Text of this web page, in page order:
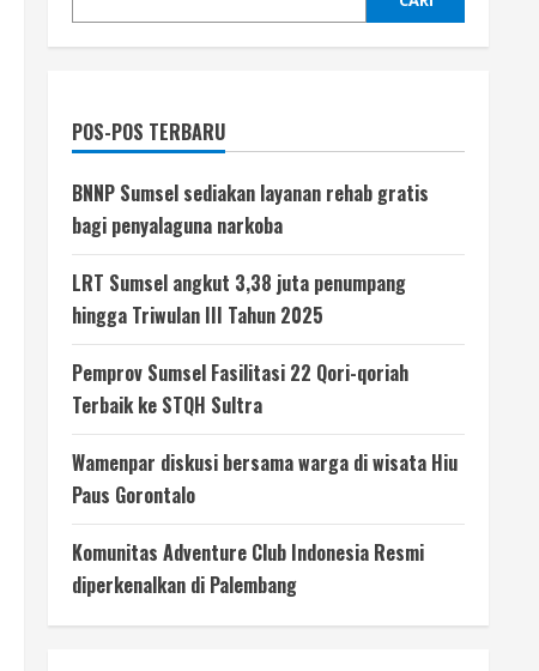
POS-POS TERBARU
BNNP Sumsel sediakan layanan rehab gratis
bagi penyalaguna narkoba
LRT Sumsel angkut 3,38 juta penumpang
hingga Triwulan III Tahun 2025
Pemprov Sumsel Fasilitasi 22 Qori-qoriah
Terbaik ke STQH Sultra
Wamenpar diskusi bersama warga di wisata Hiu
Paus Gorontalo
Komunitas Adventure Club Indonesia Resmi
diperkenalkan di Palembang